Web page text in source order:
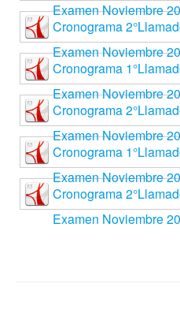
Examen Noviembre
Cronograma
Examen Noviembre
Cronograma
Examen Noviembre
Cronograma
Examen Noviembre
Cronograma
Examen Noviembre
Cronograma
Examen Noviembre